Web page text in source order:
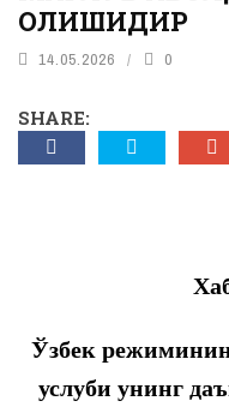
ОЛИШИДИР
14.05.2026 0
SHARE:
Ўзбек
услуби унинг